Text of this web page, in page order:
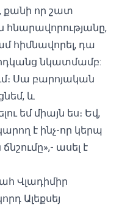
քանի որ շատ
հնարավորությանը,
հիմնավորել, դա
նկատմամբ:
Սա բարոյական
և
եմ միայն ես։ Եվ,
է ինչ-որ կերպ
ասել է
Վլադիմիր
Ալեքսեյ